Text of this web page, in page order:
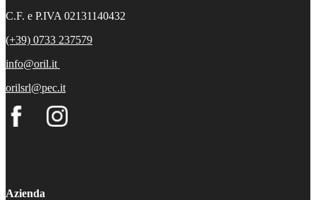
C.F. e P.IVA 02131140432
(+39) 0733 237579
info@oril.it
orilsrl@pec.it
Azienda